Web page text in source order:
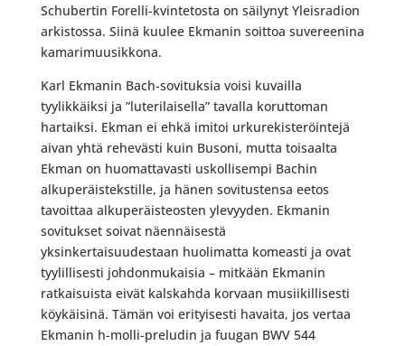
Schubertin Forelli-kvintetosta on säilynyt Yleisradion
arkistossa. Siinä kuulee Ekmanin soittoa suvereenina
kamarimuusikkona.
Karl Ekmanin Bach-sovituksia voisi kuvailla
tyylikkäiksi ja ”luterilaisella” tavalla koruttoman
hartaiksi. Ekman ei ehkä imitoi urkurekisteröintejä
aivan yhtä rehevästi kuin Busoni, mutta toisaalta
Ekman on huomattavasti uskollisempi Bachin
alkuperäistekstille, ja hänen sovitustensa eetos
tavoittaa alkuperäisteosten ylevyyden. Ekmanin
sovitukset soivat näennäisestä
yksinkertaisuudestaan huolimatta komeasti ja ovat
tyylillisesti johdonmukaisia – mitkään Ekmanin
ratkaisuista eivät kalskahda korvaan musiikillisesti
köykäisinä. Tämän voi erityisesti havaita, jos vertaa
Ekmanin h-molli-preludin ja fuugan BWV 544